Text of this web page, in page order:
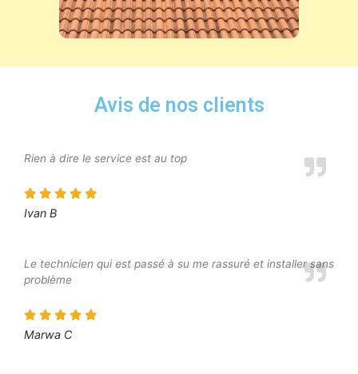
Avis de nos clients
Rien à dire le service est au top
Ivan B
Le technicien qui est passé à su me rassuré et installer sans
problème
Marwa C